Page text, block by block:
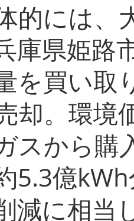
的には、
庫県姫路
を買い取
却。環境
スから購
5.3億
減に相当